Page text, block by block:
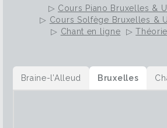
▷ Cours Piano Bruxelles &
▷ Cours Solfège Bruxelles &
▷ Chant en ligne ▷
Braine-l’Alleud Bruxelles